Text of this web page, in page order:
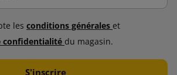
les conditions générales et
confidentialité du magasin.